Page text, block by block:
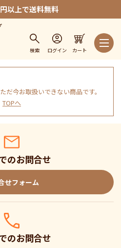
以上で送料無料
検索 ログイン カート
だ今お取扱いできない商品です。
TOPへ
のお問合せ
せフォーム
のお問合せ